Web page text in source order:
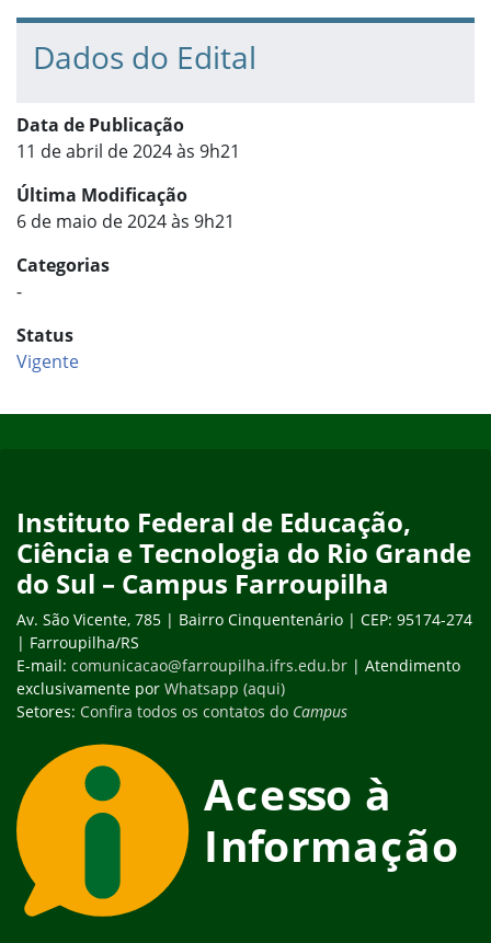
Dados do Edital
Data de Publicação
11 de abril de 2024 às 9h21
Última Modificação
6 de maio de 2024 às 9h21
Categorias
-
Status
Vigente
Instituto Federal de Educação,
Ciência e Tecnologia do Rio Grande
do Sul – Campus Farroupilha
Av. São Vicente, 785 | Bairro Cinquentenário | CEP: 95174-274
| Farroupilha/RS
E-mail: comunicacao@farroupilha.ifrs.edu.br | Atendimento
exclusivamente por Whatsapp (aqui)
Setores: Confira todos os contatos do Campus